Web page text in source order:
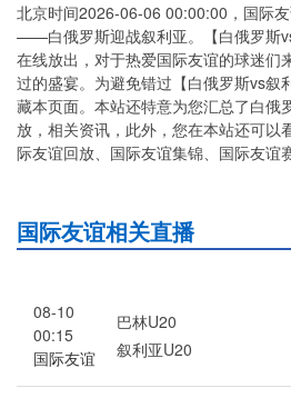
北京时间2026-06-06 00:00:00，国际
——白俄罗斯迎战叙利亚。【白俄罗斯
在线放出，对于热爱国际友谊的球迷们
过的盛宴。为避免错过【白俄罗斯vs叙
藏本页面。本站还特意为您汇总了白俄
放，相关资讯，此外，您在本站还可以
际友谊回放、国际友谊集锦、国际友谊
国际友谊相关直播
08-10
00:15
国际友谊
巴林U20
叙利亚U20